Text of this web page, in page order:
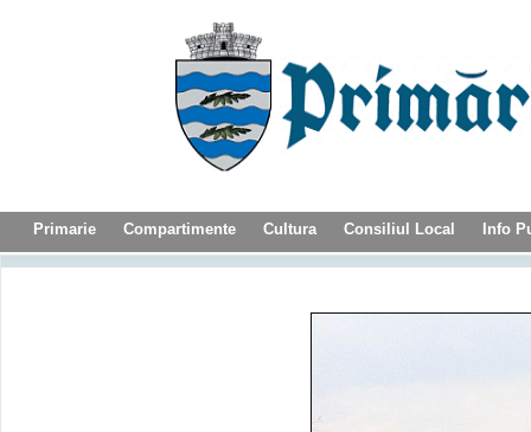
Primarie Compartimente Cultura Consiliul Local Info